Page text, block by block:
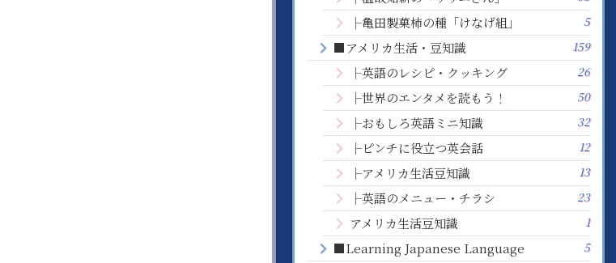
├亀田製菓柿の種「けなげ組」 5
■アメリカ生活・豆知識 159
├英語のレシピ・クッキング 26
├世界のエンタメを読もう！ 50
├おもしろ英語ミニ知識 32
├ピンチに役立つ英会話 12
├アメリカ生活豆知識 13
├英語のメニュー・チラシ 23
アメリカ生活豆知識 1
■Learning Japanese Language 5